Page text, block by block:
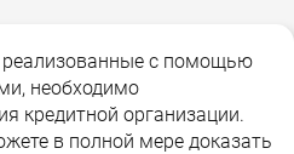
с помощью
необходимо
кредитной организации.
в полной мере доказать